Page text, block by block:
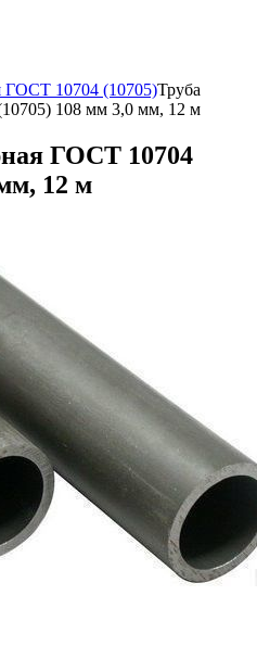
ГОСТ 10704 (10705)Труба
108 мм 3,0 мм, 12 м
ГОСТ 10704
12 м